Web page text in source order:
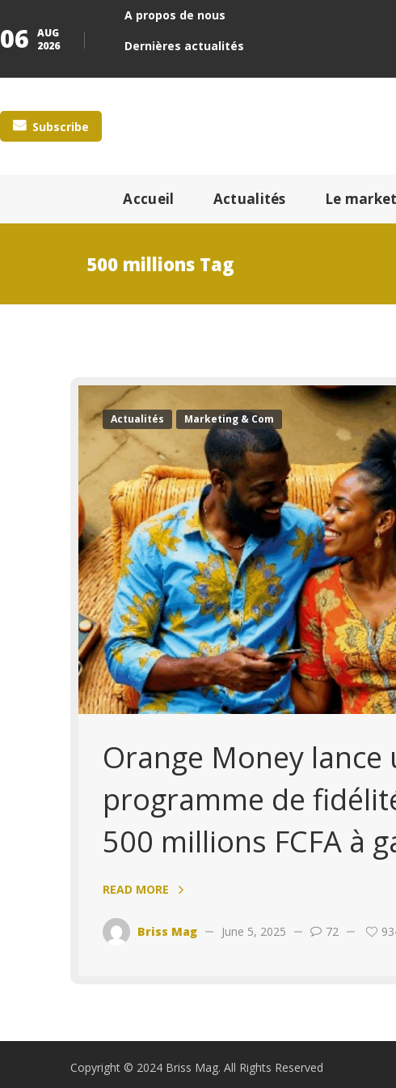
06
AUG
2026
A propos de nous
Dernières actualités
Subscribe
Accueil Actualités Le
500 millions Tag
Actualités Marketing & Com
Orange Money lance
programme de
500 millions FCFA à
READ MORE
Briss Mag June 5, 2025 72
Copyright © 2024 Briss Mag. All Rights Reserved